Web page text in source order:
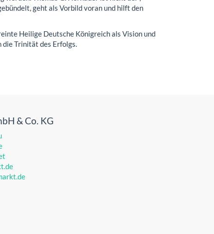
geht als Vorbild voran und hilft den
Heilige Deutsche Königreich als Vision und
Trinität des Erfolgs.
& Co. KG